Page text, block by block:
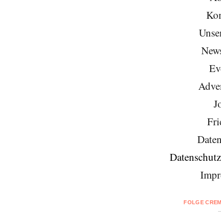
FOLGE